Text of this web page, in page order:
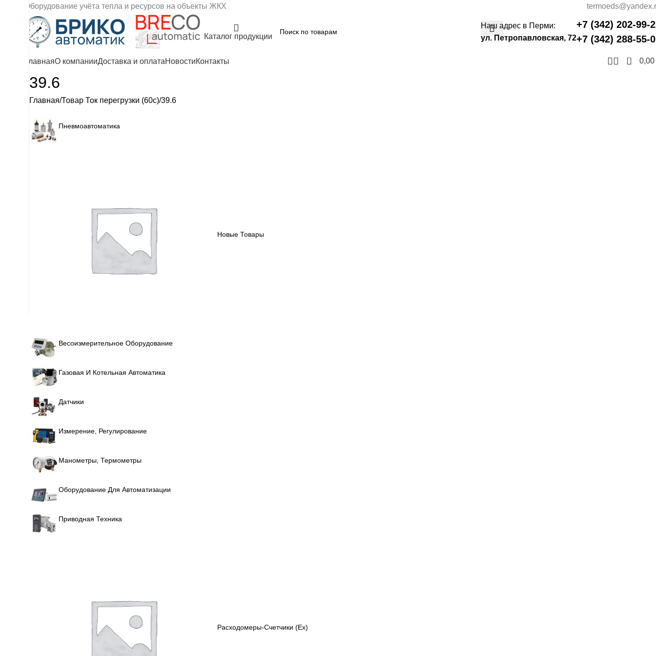
Оборудование учёта тепла и ресурсов на объекты ЖКХ
Каталог продукции
Наш адрес в Перми:
ул. Петропавловская, 72
+7 (342) 202-99-
+7 (342) 288-55-
ГлавнаяО компанииДоставка и оплатаНовостиКонтакты 0 0,00
39.6
Главная Товар Ток перегрузки (60с) 39.6
Пневмоавтоматика
Новые Товары
Весоизмерительное Оборудование
Газовая И Котельная Автоматика
Датчики
Измерение, Регулирование
Манометры, Термометры
Оборудование Для Автоматизации
Приводная Техника
Расходомеры-Счетчики (Ex)